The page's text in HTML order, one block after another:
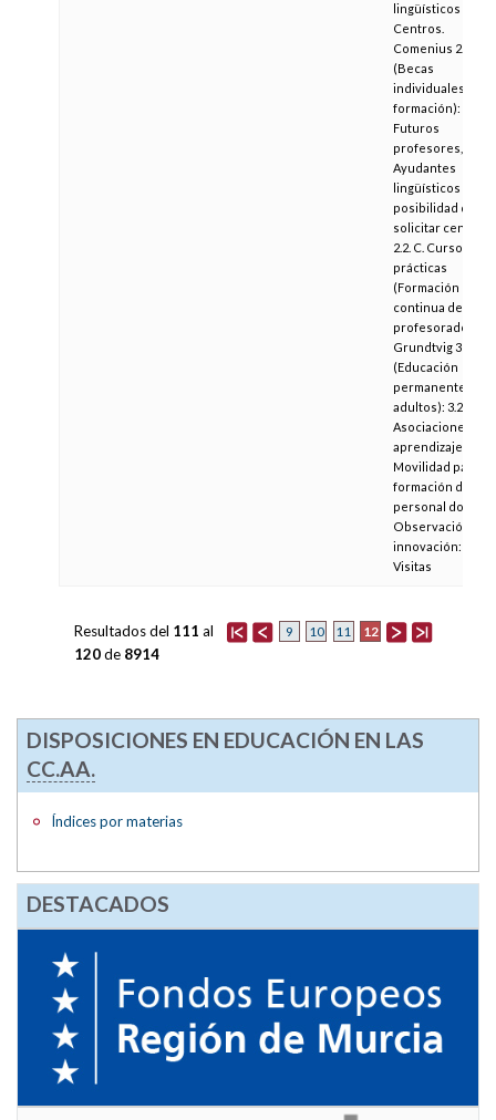
lingüísticos de
Centros.
Comenius 2.2
(Becas
individuales de
formación): 2.2. A.
Futuros
profesores, 2.2. B.
Ayudantes
lingüísticos con
posibilidad de
solicitar centros,
2.2. C. Cursos de
prácticas
(Formación
continua del
profesorado).
Grundtvig 3
(Educación
permanente de
adultos): 3.2
Asociaciones de
aprendizaje y 3.3
Movilidad para la
formación del
personal
Observación e
innovación:
Visitas
9 10 11 12
Resultados del 111 al
120de 8914
DISPOSICIONES EN EDUCACIÓN EN LAS
CC.AA.
Índices por materias
DESTACADOS